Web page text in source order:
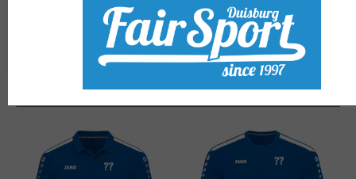
Farbe
mehr Infos
Datenschutz
Impressum